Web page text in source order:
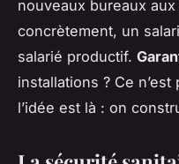
nouveaux bureaux
concrètement, un
salarié productif.
installations ? Ce
l’idée est là : on